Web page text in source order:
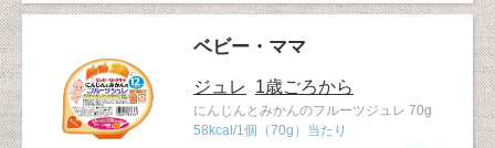
ベビー・ママ
ジュレ 1歳ごろから
にんじんとみかんのフルーツジュレ 70g
58kcal/1個（70g）当たり